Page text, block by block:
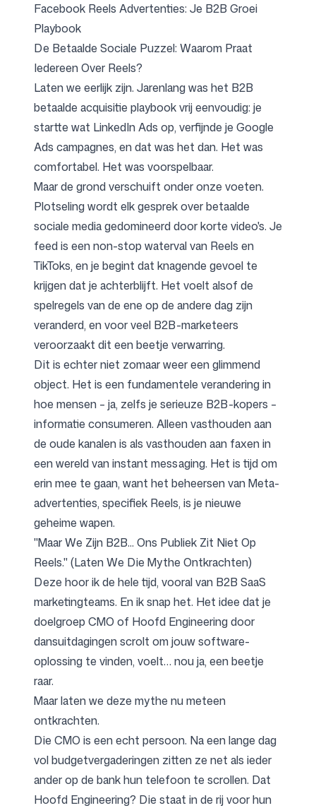
Volg ons
Facebook Reels Advertenties: Je B2B Groei
Playbook
De Betaalde Sociale Puzzel: Waarom Praat
Iedereen Over Reels?
Laten we eerlijk zijn. Jarenlang was het B2B
betaalde acquisitie playbook vrij eenvoudig: je
startte wat LinkedIn Ads op, verfijnde je Google
Ads campagnes, en dat was het dan. Het was
comfortabel. Het was voorspelbaar.
Maar de grond verschuift onder onze voeten.
Plotseling wordt elk gesprek over betaalde
sociale media gedomineerd door korte video's. Je
feed is een non-stop waterval van Reels en
TikToks, en je begint dat knagende gevoel te
krijgen dat je achterblijft. Het voelt alsof de
spelregels van de ene op de andere dag zijn
veranderd, en voor veel B2B-marketeers
veroorzaakt dit een beetje verwarring.
Dit is echter niet zomaar weer een glimmend
object. Het is een fundamentele verandering in
hoe mensen – ja, zelfs je serieuze B2B-kopers –
informatie consumeren. Alleen vasthouden aan
de oude kanalen is als vasthouden aan faxen in
een wereld van instant messaging. Het is tijd om
erin mee te gaan, want het beheersen van Meta-
advertenties, specifiek Reels, is je nieuwe
geheime wapen.
"Maar We Zijn B2B... Ons Publiek Zit Niet Op
Reels." (Laten We Die Mythe Ontkrachten)
Deze hoor ik de hele tijd, vooral van B2B SaaS
marketingteams. En ik snap het. Het idee dat je
doelgroep CMO of Hoofd Engineering door
dansuitdagingen scrolt om jouw software-
oplossing te vinden, voelt… nou ja, een beetje
raar.
Maar laten we deze mythe nu meteen
ontkrachten.
Die CMO is een echt persoon. Na een lange dag
vol budgetvergaderingen zitten ze net als ieder
ander op de bank hun telefoon te scrollen. Dat
Hoofd Engineering? Die staat in de rij voor hun